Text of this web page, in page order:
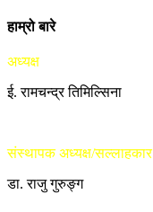
हाम्रो बारे
अध्यक्ष
ई. रामचन्द्र तिमिल्सिना
संस्थापक अध्यक्ष/सल्लाहकार
डा. राजु गुरुङ्ग